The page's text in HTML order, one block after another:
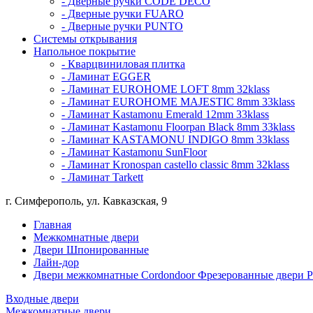
- Дверные ручки FUARO
- Дверные ручки PUNTO
Системы открывания
Напольное покрытие
- Кварцвиниловая плитка
- Ламинат EGGER
- Ламинат EUROHOME LOFT 8mm 32klass
- Ламинат EUROHOME MAJESTIC 8mm 33klass
- Ламинат Kastamonu Emerald 12mm 33klass
- Ламинат Kastamonu Floorpan Black 8mm 33klass
- Ламинат KASTAMONU INDIGO 8mm 33klass
- Ламинат Kastamonu SunFloor
- Ламинат Kronospan castello classic 8mm 32klass
- Ламинат Tarkett
г. Симферополь, ул. Кавказская, 9
Главная
Межкомнатные двери
Двери Шпонированные
Лайн-дор
Двери межкомнатные Cordondoor Фрезерованные двери
Входные двери